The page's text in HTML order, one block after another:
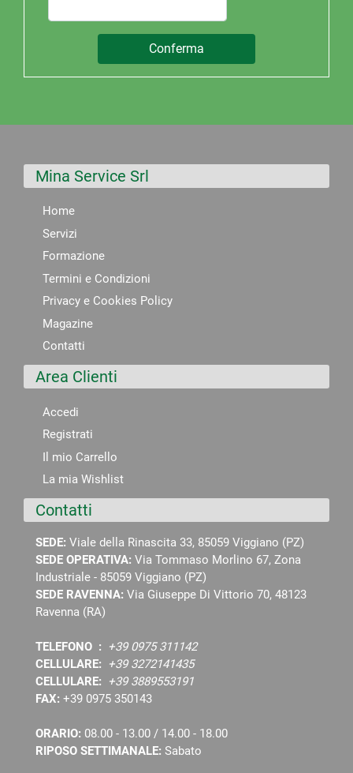
Mina Service Srl
Home
Servizi
Formazione
Termini e Condizioni
Privacy e Cookies Policy
Magazine
Contatti
Area Clienti
Accedi
Registrati
Il mio Carrello
La mia Wishlist
Contatti
SEDE: Viale della Rinascita 33, 85059 Viggiano (PZ)
SEDE OPERATIVA: Via Tommaso Morlino 67, Zona
Industriale - 85059 Viggiano (PZ)
SEDE RAVENNA: Via Giuseppe Di Vittorio 70, 48123
Ravenna (RA)
TELEFONO :
+39 0975 311142
CELLULARE:
+39 3272141435
CELLULARE:
+39 3889553191
FAX: +39 0975 350143
ORARIO: 08.00 - 13.00 / 14.00 - 18.00
RIPOSO SETTIMANALE: Sabato